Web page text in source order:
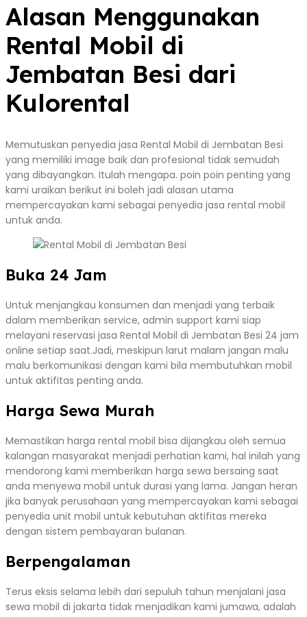
Alasan Menggunakan
Rental Mobil di
Jembatan Besi dari
Kulorental
Memutuskan penyedia jasa Rental Mobil di Jembatan Besi
yang memiliki image baik dan profesional tidak semudah
yang dibayangkan. Itulah mengapa. poin poin penting yang
kami uraikan berikut ini boleh jadi alasan utama
mempercayakan kami sebagai penyedia jasa rental mobil
untuk anda.
Buka 24 Jam
Untuk menjangkau konsumen dan menjadi yang terbaik
dalam memberikan service, admin support kami siap
melayani reservasi jasa Rental Mobil di Jembatan Besi 24 jam
online setiap saat.Jadi, meskipun larut malam jangan malu
malu berkomunikasi dengan kami bila membutuhkan mobil
untuk aktifitas penting anda.
Harga Sewa Murah
Memastikan harga rental mobil bisa dijangkau oleh semua
kalangan masyarakat menjadi perhatian kami, hal inilah yang
mendorong kami memberikan harga sewa bersaing saat
anda menyewa mobil untuk durasi yang lama. Jangan heran
jika banyak perusahaan yang mempercayakan kami sebagai
penyedia unit mobil untuk kebutuhan aktifitas mereka
dengan sistem pembayaran bulanan.
Berpengalaman
Terus eksis selama lebih dari sepuluh tahun menjalani jasa
sewa mobil di jakarta tidak menjadikan kami jumawa, adalah